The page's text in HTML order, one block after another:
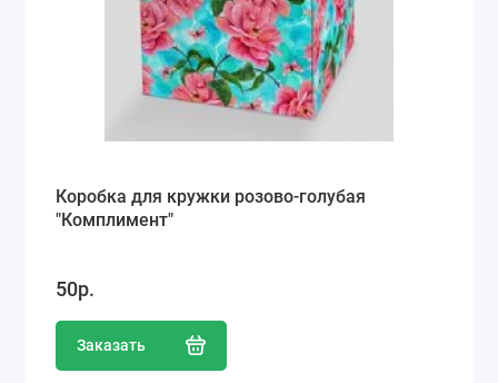
Коробка для кружки розово-голубая
"Комплимент"
50р.
Заказать